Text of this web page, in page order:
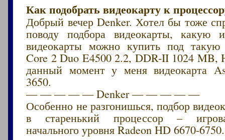
Как подобрать видеокарту к
Добрый вечер Denker. Хотел бы тоже
поводу подбора видеокарты, какую
видеокарты можно купить под такую
Core 2 Duo E4500 2.2, DDR-II 1024 MB,
данный момент у меня видеокарта
3650.
— — — — — Denker — — — — —
Особенно не разгонишься, подбор
в старенький процессор –
начального уровня Radeon HD 6670-6750.